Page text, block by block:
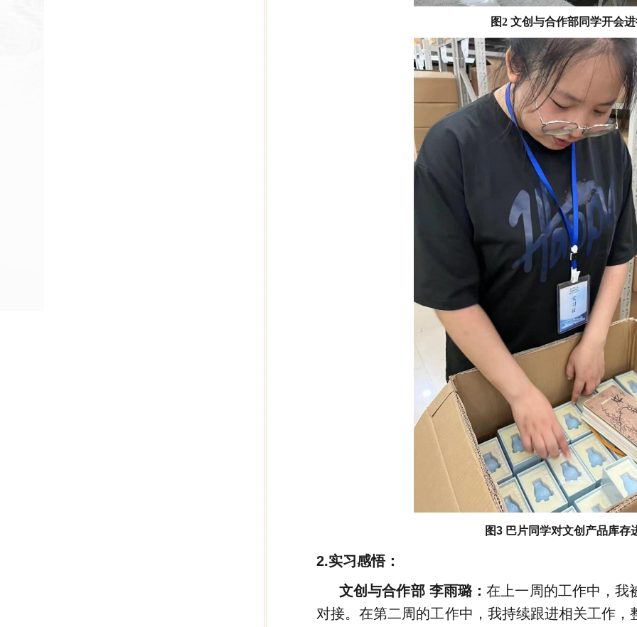
图2 文创与合作部同学开会
图3 巴片同学对文创产品库存
2.实习感悟：
文创与合作部 李雨璐：在上一周的工作中，我
对接。在第二周的工作中，我持续跟进相关工作